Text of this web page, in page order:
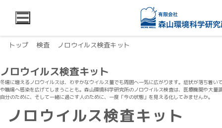
トップ 検査 ノロウイルス検査キット
ノロウイルス検査キット
冬場に増えるノロウイルスは、わずかなウイルス量でも周囲へ一気に広がります。症状が落ち着
や職場へ感染を広げてしまうことも。森山環境科学研究所のノロウイルス検査は、医療機関や大
自分のために、そして一緒に過ごす人のために、一度「今の状態」を見える化してみませんか。
ノロウイルス検査キット